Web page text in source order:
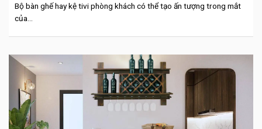
Bộ bàn ghế hay kệ tivi phòng khách có thể tạo ấn tượng trong mắt
của...